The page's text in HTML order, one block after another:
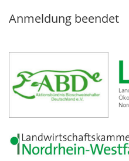
Anmeldung beendet